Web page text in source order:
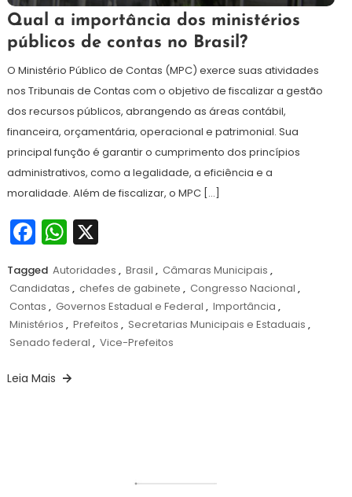
11
de
dezembro
de
Redação
Qual a importância dos ministérios
públicos de contas no Brasil?
O Ministério Público de Contas (MPC) exerce suas atividades
nos Tribunais de Contas com o objetivo de fiscalizar a gestão
dos recursos públicos, abrangendo as áreas contábil,
financeira, orçamentária, operacional e patrimonial. Sua
principal função é garantir o cumprimento dos princípios
administrativos, como a legalidade, a eficiência e a
moralidade. Além de fiscalizar, o MPC […]
Facebook
WhatsApp
X
Tagged Autoridades , Brasil , Câmaras Municipais ,
Candidatas , chefes de gabinete , Congresso Nacional ,
Contas , Governos Estadual e Federal , Importância ,
Ministérios , Prefeitos , Secretarias Municipais e Estaduais ,
Senado federal , Vice-Prefeitos
Leia Mais